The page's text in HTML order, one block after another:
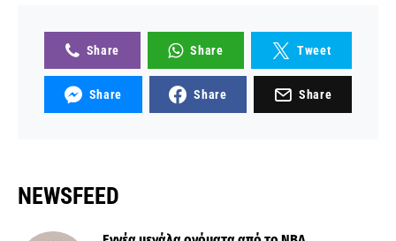
Share Share Tweet
Share Share Share
NEWSFEED